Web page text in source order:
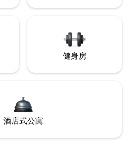
健身房
酒店式公寓